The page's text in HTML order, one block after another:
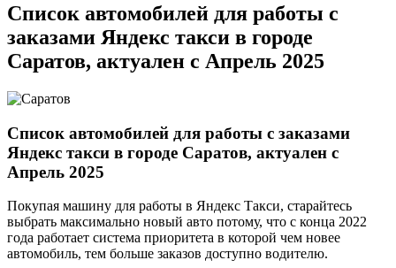
Список автомобилей для работы с
заказами Яндекс такси в городе
Саратов, актуален с Апрель 2025
Список автомобилей для работы с заказами
Яндекс такси в городе Саратов, актуален с
Апрель 2025
Покупая машину для работы в Яндекс Такси, старайтесь
выбрать максимально новый авто потому, что с конца 2022
года работает система приоритета в которой чем новее
автомобиль, тем больше заказов доступно водителю.